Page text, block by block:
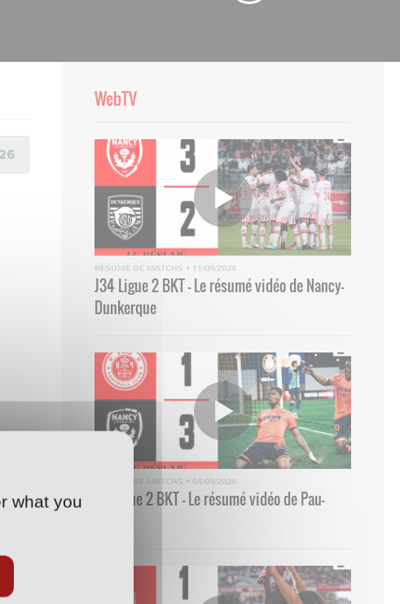
WebTV
RÉSUMÉ DE MATCHS • 11/05/2026
J34 Ligue 2 BKT - Le résumé vidéo de Nancy-
Dunkerque
RÉSUMÉ DE MATCHS • 04/05/2026
33 Ligue 2 BKT - Le résumé vidéo de Pau-
what you